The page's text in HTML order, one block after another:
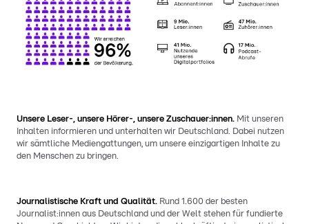
Unsere Leser-, unsere Hörer-, unsere Zuschauer:innen. Mit unseren
Inhalten informieren und unterhalten wir Deutschland. Dabei nutzen
wir sämtliche Mediengattungen, um unsere einzigartigen Inhalte zu
den Menschen zu bringen.
Journalistische Kraft und Qualität. Rund 1.600 der besten
Journalist:innen aus Deutschland und der Welt stehen für fundierte